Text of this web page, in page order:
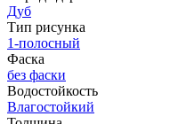
Дуб
Тип рисунка
1-полосный
Фаска
без фаски
Водостойкость
Влагостойкий